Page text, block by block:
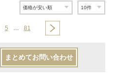
5 … 81
まとめてお問い合わせ